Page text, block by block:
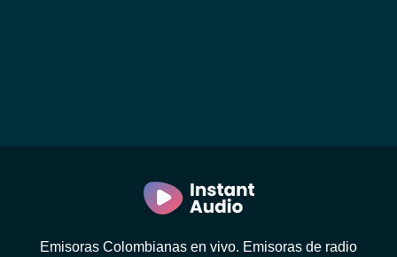
Emisoras Colombianas en vivo. Emisoras de radio